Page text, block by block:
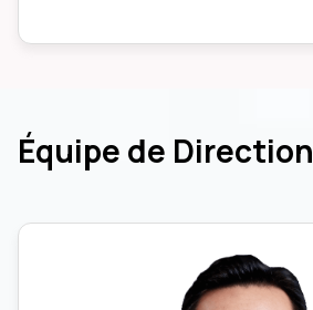
Équipe de Direction